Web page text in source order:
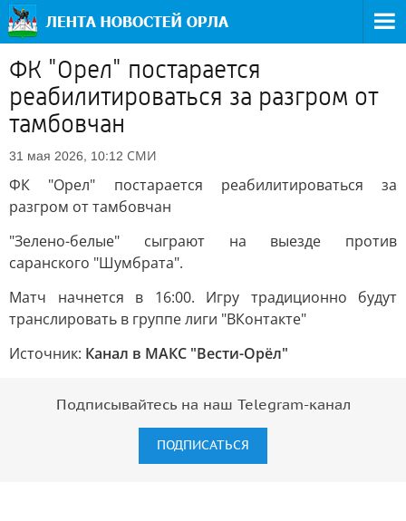
ФК "Орел" постарается
реабилитироваться за разгром от
тамбовчан
31 мая 2026, 10:12 СМИ
ФК "Орел" постарается реабилитироваться за
разгром от тамбовчан
"Зелено-белые" сыграют на выезде против
саранского "Шумбрата".
Матч начнется в 16:00. Игру традиционно будут
транслировать в группе лиги "ВКонтакте"
Источник: Канал в МАКС "Вести-Орёл"
Подписывайтесь на наш Telegram-канал
ПОДПИСАТЬСЯ